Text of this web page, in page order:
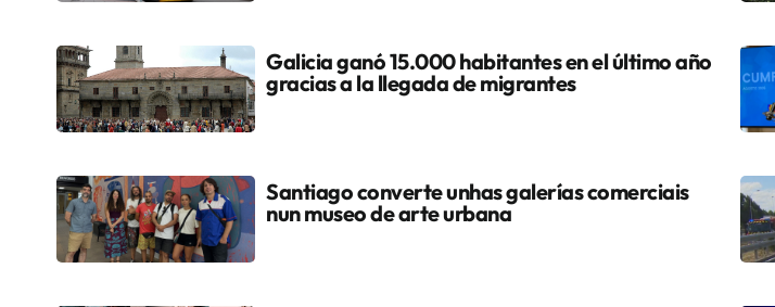
Galicia ganó 15.000 habitantes en el último año
gracias a la llegada de migrantes
Santiago converte unhas galerías comerciais
nun museo de arte urbana